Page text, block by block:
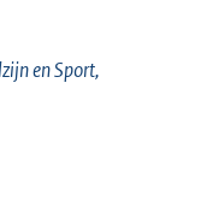
en Sport,